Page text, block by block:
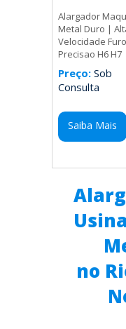
Alargador
Metal Duro |
Velocidade
Precisao H6 H7
Preço: Sob
Consulta
Saiba Mais
no